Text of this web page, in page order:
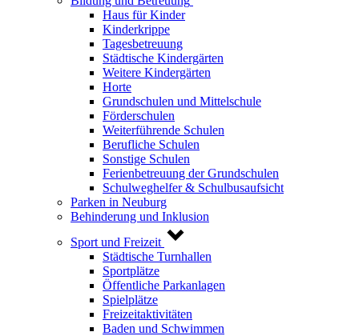
Haus für Kinder
Kinderkrippe
Tagesbetreuung
Städtische Kindergärten
Weitere Kindergärten
Horte
Grundschulen und Mittelschule
Förderschulen
Weiterführende Schulen
Berufliche Schulen
Sonstige Schulen
Ferienbetreuung der Grundschulen
Schulweghelfer & Schulbusaufsicht
Parken in Neuburg
Behinderung und Inklusion
Sport und Freizeit
Städtische Turnhallen
Sportplätze
Öffentliche Parkanlagen
Spielplätze
Freizeitaktivitäten
Baden und Schwimmen